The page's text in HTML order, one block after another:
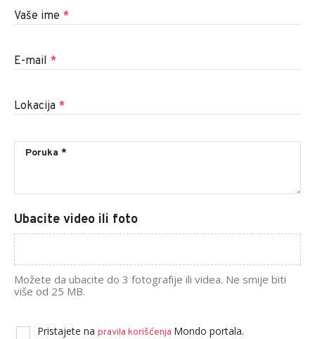
Vaše ime *
E-mail *
Lokacija *
Ubacite video ili foto
Možete da ubacite do 3 fotografije ili videa. Ne smije biti
više od 25 MB.
Pristajete na pravila korišćenja Mondo portala.